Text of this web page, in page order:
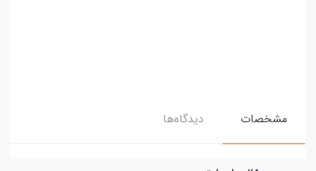
مشخصات دیدگاه‌ها